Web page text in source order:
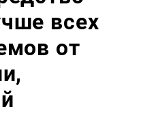
всех
от